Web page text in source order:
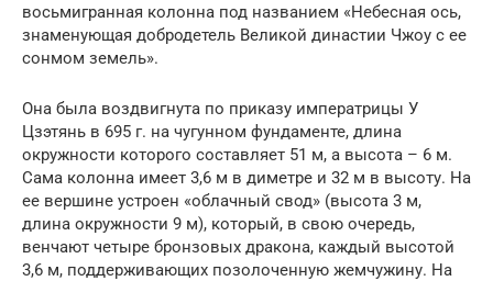
восьмигранная колонна под названием «Небесная ось,
знаменующая добродетель Великой династии Чжоу с ее
сонмом земель».
Она была воздвигнута по приказу императрицы У
Цзэтянь в 695 г. на чугунном фундаменте, длина
окружности которого составляет 51 м, а высота – 6 м.
Сама колонна имеет 3,6 м в диметре и 32 м в высоту. На
ее вершине устроен «облачный свод» (высота 3 м,
длина окружности 9 м), который, в свою очередь,
венчают четыре бронзовых дракона, каждый высотой
3,6 м, поддерживающих позолоченную жемчужину. На